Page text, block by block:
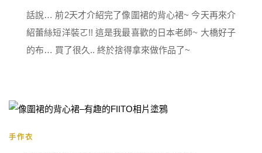
話說… 前2天才介紹完了像圍裙的背心裙~ 今天再來介
紹蕾絲短洋裝ㄛ!! 這是我最喜歡的日本老師~ 大橋好子
的布… 買了很久.. 終於捨得拿來做作品了~
手作衣